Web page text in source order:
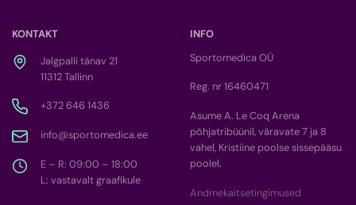
KONTAKT
Jalgpalli tänav 21
11312 Tallinn
+372 646 1436
info@sportomedica.ee
E – R: 09:00 – 18:00
L: vastavalt graafikule
INFO
Sportomedica OÜ
Reg. nr 16460471
Asume A. Le Coq Arena
põhjatribüünil, väravate 7 ja 8
vahel, Kristiine poolse sissepääsu
poolel.
Andmekaitsetingimused